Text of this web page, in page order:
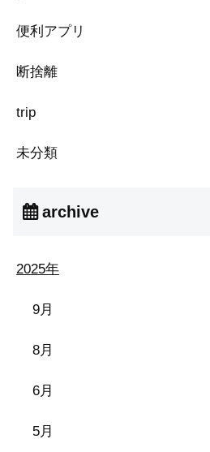
便利アプリ
断捨離
trip
未分類
archive
2025年
9月
8月
6月
5月